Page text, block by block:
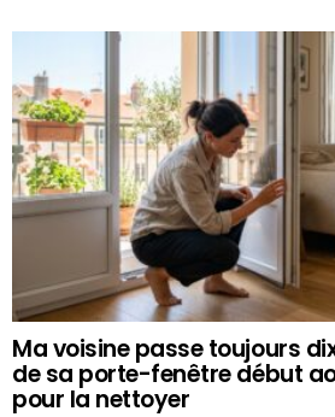
Ma voisine passe toujours
de sa porte-fenêtre début
pour la nettoyer